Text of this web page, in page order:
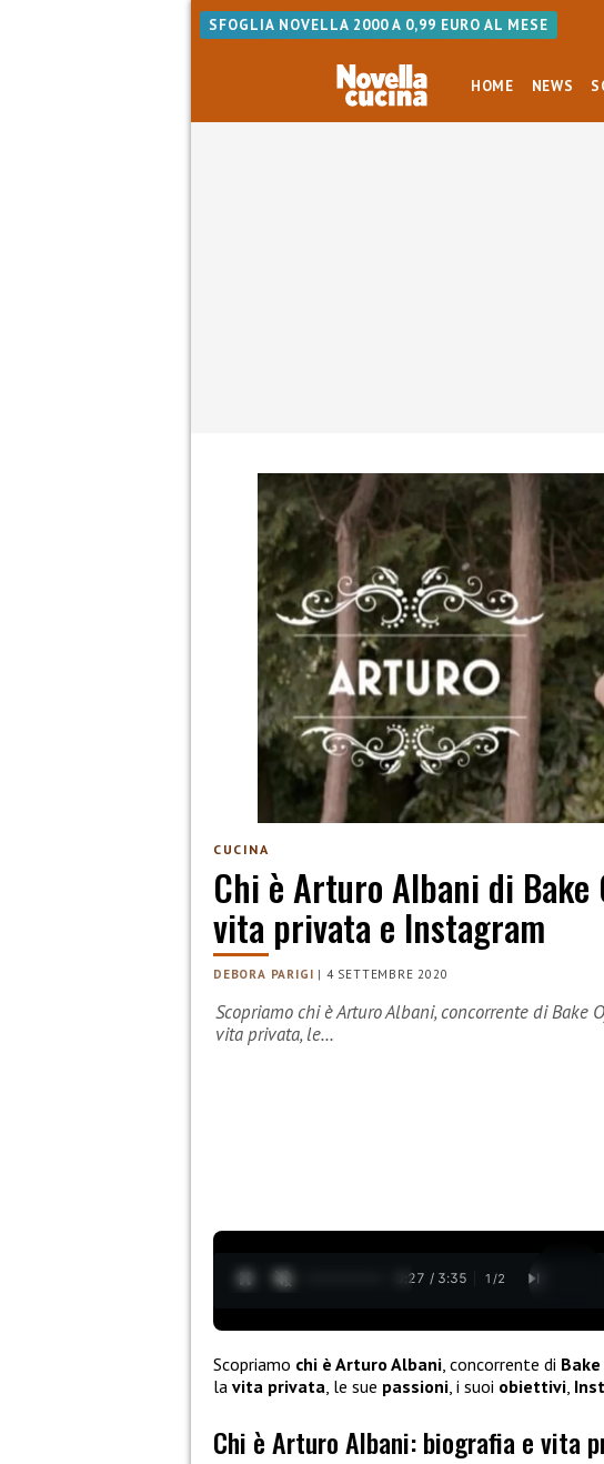
SFOGLIA NOVELLA 2000 A 0,99 EURO AL MESE
HOME NEWS
CUCINA
Chi è Arturo Albani di
vita privata e Instagram
DEBORA PARIGI | 4 SETTEMBRE 2020
Scopriamo chi è Arturo Albani, concorrente di
vita privata, le…
0:28 / 3:35 1 /2
Scopriamo chi è Arturo Albani , concorrente di
la vita privata , le sue passioni , i suoi obiettivi
Chi è Arturo Albani: biografia e vita